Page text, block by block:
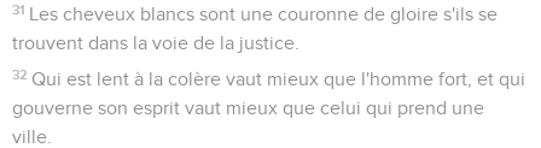
31 Les cheveux blancs sont une couronne de gloire s'ils se
trouvent dans la voie de la justice.
32 Qui est lent à la colère vaut mieux que l'homme fort, et qui
gouverne son esprit vaut mieux que celui qui prend une
ville.